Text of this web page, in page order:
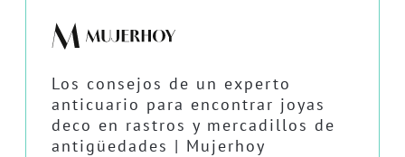
Los consejos de un experto
anticuario para encontrar joyas
deco en rastros y mercadillos de
antigüedades | Mujerhoy